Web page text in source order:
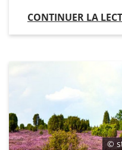
CONTINUER LA
©